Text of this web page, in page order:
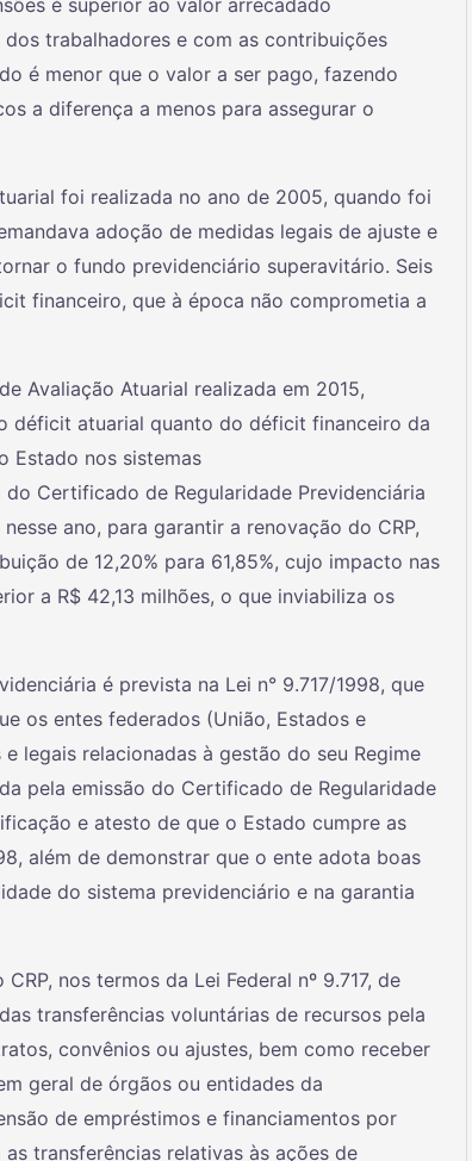
trabalhadores e com as contribuições
é menor que o valor a ser pago, fazendo
a diferença a menos para assegurar o
foi realizada no ano de 2005, quando foi
adoção de medidas legais de ajuste e
o fundo previdenciário superavitário. Seis
financeiro, que à época não comprometia a
Avaliação Atuarial realizada em 2015,
déficit atuarial quanto do déficit financeiro da
Estado nos sistemas
do Certificado de Regularidade Previdenciária
ano, para garantir a renovação do CRP,
de 12,20% para 61,85%, cujo impacto nas
a R$ 42,13 milhões, o que inviabiliza os
é prevista na Lei n° 9.717/1998, que
os entes federados (União, Estados e
legais relacionadas à gestão do seu Regime
pela emissão do Certificado de Regularidade
e atesto de que o Estado cumpre as
além de demonstrar que o ente adota boas
do sistema previdenciário e na garantia
nos termos da Lei Federal nº 9.717, de
transferências voluntárias de recursos pela
convênios ou ajustes, bem como receber
geral de órgãos ou entidades da
de empréstimos e financiamentos por
transferências relativas às ações de